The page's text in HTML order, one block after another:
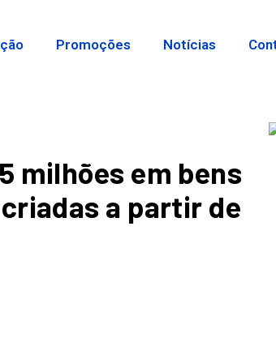
Promoções Notícias
milhões em bens
a partir de